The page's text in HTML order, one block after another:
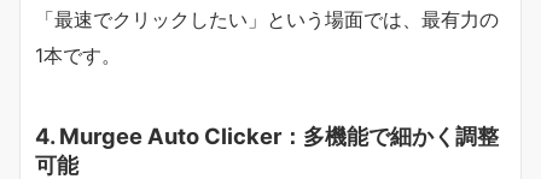
「最速でクリックしたい」という場面では、最有力の
1本です。
4. Murgee Auto Clicker：多機能で細かく調整
可能